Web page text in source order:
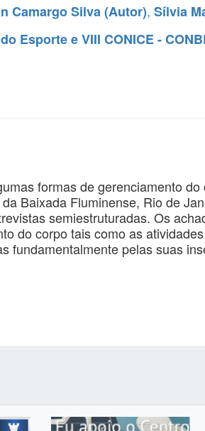
Camargo Silva (Autor), Sílvia
Esporte e VIII CONICE -
formas de gerenciamento do
Baixada Fluminense, Rio de
semiestruturadas. Os
do corpo tais como as
fundamentalmente pelas suas